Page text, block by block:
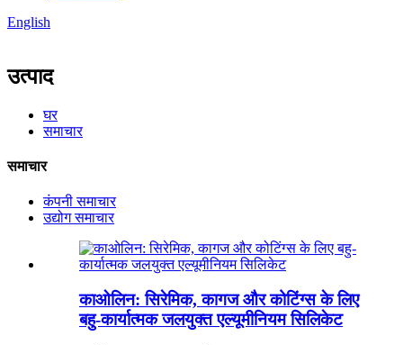
English
उत्पाद
घर
समाचार
समाचार
कंपनी समाचार
उद्योग समाचार
काओलिन: सिरेमिक, कागज और कोटिंग्स के लिए
बहु-कार्यात्मक जलयुक्त एल्यूमीनियम सिलिकेट